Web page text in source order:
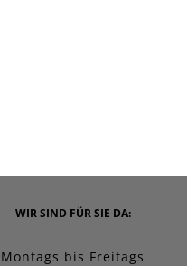
WIR SIND FÜR SIE DA:
Montags bis Freitags